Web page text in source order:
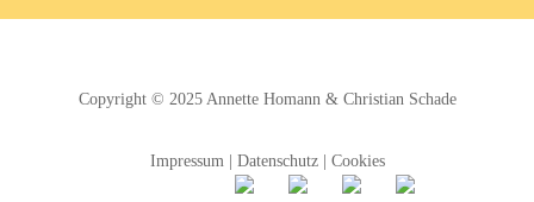
Copyright © 2025 Annette Homann& Christian Schade
Impressum| Datenschutz| Cookies